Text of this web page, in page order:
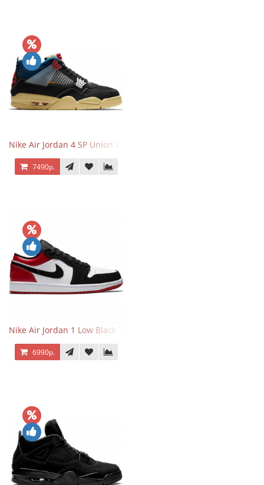
Nike Air Jordan 4 SP Union Off Noir
7490р.
Nike Air Jordan 1 Low Black Toe
6990р.